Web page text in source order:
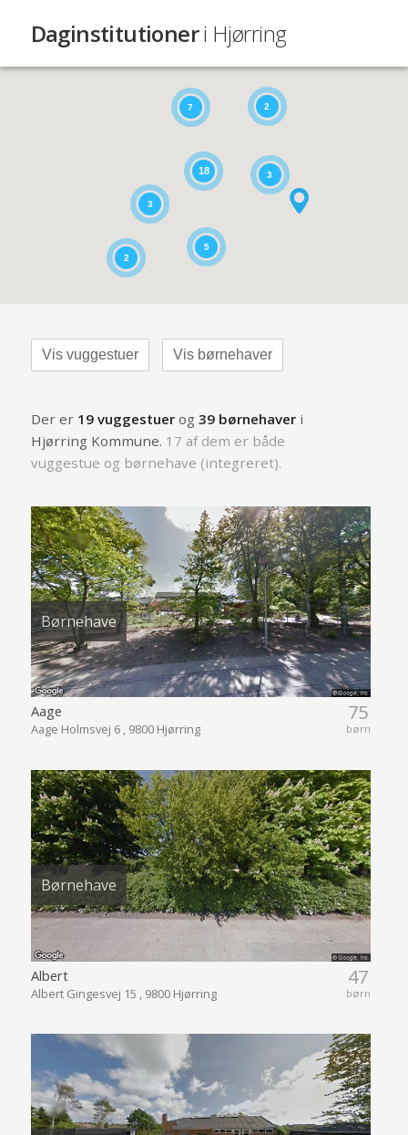
Daginstitutioneri Hjørring
18
2
3
7
5
2
3
Vis vuggestuer Vis børnehaver
Der er 19 vuggestuerog 39 børnehaveri
Hjørring Kommune. 17 af dem er både
vuggestue og børnehave (integreret).
Børnehave
75
børn
Aage
Aage Holmsvej 6 , 9800 Hjørring
Børnehave
47
børn
Albert
Albert Gingesvej 15 , 9800 Hjørring